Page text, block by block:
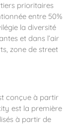
prioritaires
entre 50%
la diversité
et dans l’air
zone de street
conçue à partir
est la première
à partir de